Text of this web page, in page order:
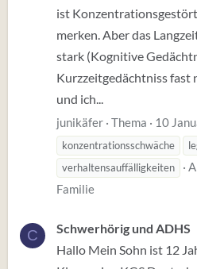
ist
merken. Aber das
stark (Kognitive
Kurzzeitgedächtniss fast
und ich...
junikäfer Thema 10
konzentrationsschwäche
verhaltensauffälligkeiten
Familie
C
Schwerhörig und ADHS
Hallo Mein Sohn ist 12